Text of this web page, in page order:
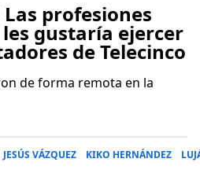
profesiones
gustaría ejercer
de Telecinco
de forma remota en la
JESÚS VÁZQUEZ KIKO HERNÁNDEZ